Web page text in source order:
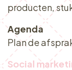
producten,
Agenda
Plan de
Social